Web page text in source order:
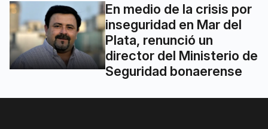
En medio de la crisis por
inseguridad en Mar del
Plata, renunció un
director del Ministerio de
Seguridad bonaerense